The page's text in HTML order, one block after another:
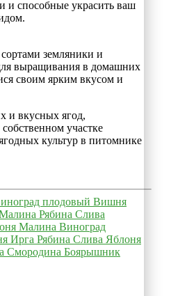
и способные украсить ваш
земляники и
выращивания в домашних
своим ярким вкусом и
и вкусных ягод,
участке
культур в питомнике
плодовый Вишня
Рябина Слива
Малина Виноград
Ирга Рябина Слива Яблоня
Смородина Боярышник